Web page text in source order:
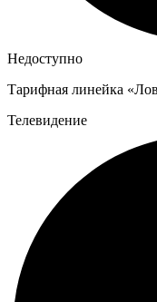
Недоступно
Тарифная линейка
Телевидение